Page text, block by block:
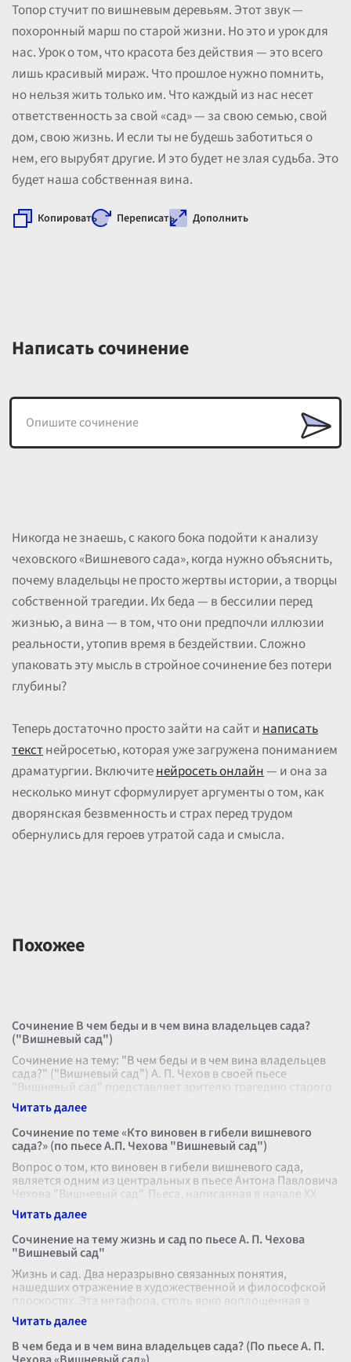
Топор стучит по вишневым деревьям. Этот звук —
похоронный марш по старой жизни. Но это и урок для
нас. Урок о том, что красота без действия — это всего
лишь красивый мираж. Что прошлое нужно помнить,
но нельзя жить только им. Что каждый из нас несет
ответственность за свой «сад» — за свою семью, свой
дом, свою жизнь. И если ты не будешь заботиться о
нем, его вырубят другие. И это будет не злая судьба. Это
будет наша собственная вина.
Копировать Переписать Дополнить
Написать сочинение
Никогда не знаешь, с какого бока подойти к анализу
чеховского «Вишневого сада», когда нужно объяснить,
почему владельцы не просто жертвы истории, а творцы
собственной трагедии. Их беда — в бессилии перед
жизнью, а вина — в том, что они предпочли иллюзии
реальности, утопив время в бездействии. Сложно
упаковать эту мысль в стройное сочинение без потери
глубины?
Теперь достаточно просто зайти на сайт инаписать
текстнейросетью, которая уже загружена пониманием
драматургии. Включитенейросеть онлайн— и она за
несколько минут сформулирует аргументы о том, как
дворянская безвменность и страх перед трудом
обернулись для героев утратой сада и смысла.
Похожее
Сочинение В чем беды и в чем вина владельцев сада?
("Вишневый сад")
Сочинение на тему: "В чем беды и в чем вина владельцев
сада?" ("Вишневый сад") А. П. Чехов в своей пьесе
"Вишневый сад" представляет зрителю трагедию старого
дворянского рода, кот
Сочинение по теме «Кто виновен в гибели вишневого
сада?» (по пьесе А.П. Чехова "Вишневый сад")
Вопрос о том, кто виновен в гибели вишневого сада,
является одним из центральных в пьесе Антона Павловича
Чехова "Вишневый сад". Пьеса, написанная в начале XX
века, является не тол
Сочинение на тему жизнь и сад по пьесе А. П. Чехова
"Вишневый сад"
Жизнь и сад. Два неразрывно связанных понятия,
нашедших отражение в художественной и философской
плоскостях. Эта метафора, столь ярко воплощенная в
пьесе А. П. Чехова "Вишневый сад
В чем беда и в чем вина владельцев сада? (По пьесе А. П.